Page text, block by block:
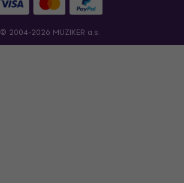
© 2004-2026 MUZIKER a.s.